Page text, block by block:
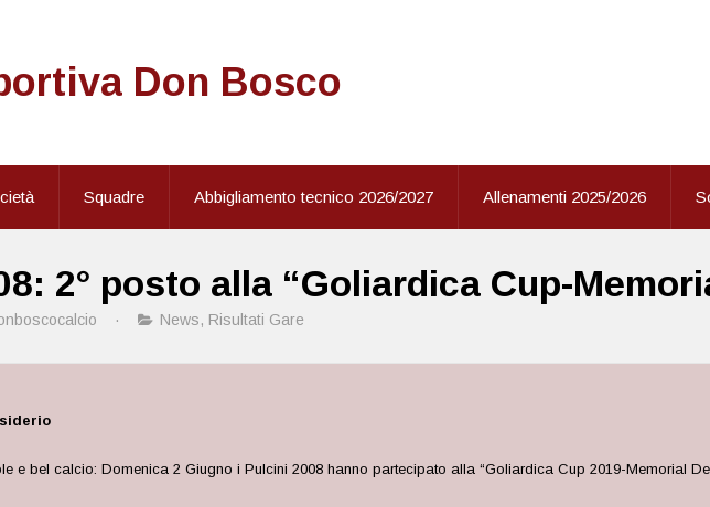
Don Bosco
Squadre Abbigliamento tecnico 2026/2027 Allenamenti 2025/2026
2° posto alla “Goliardica Cup-
· News, Risultati Gare
e bel calcio: Domenica 2 Giugno i Pulcini 2008 hanno partecipato alla “Goliardica Cup 2019-Memorial